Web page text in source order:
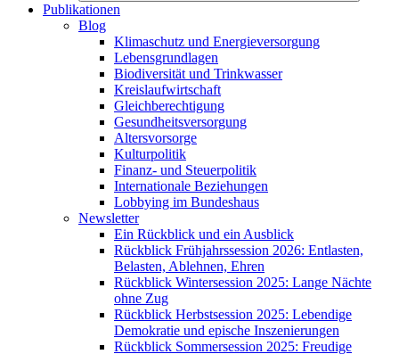
Publikationen
Blog
Klimaschutz und Energieversorgung
Lebensgrundlagen
Biodiversität und Trinkwasser
Kreislaufwirtschaft
Gleichberechtigung
Gesundheitsversorgung
Altersvorsorge
Kulturpolitik
Finanz- und Steuerpolitik
Internationale Beziehungen
Lobbying im Bundeshaus
Newsletter
Ein Rückblick und ein Ausblick
Rückblick Frühjahrssession 2026: Entlasten,
Belasten, Ablehnen, Ehren
Rückblick Wintersession 2025: Lange Nächte
ohne Zug
Rückblick Herbstsession 2025: Lebendige
Demokratie und epische Inszenierungen
Rückblick Sommersession 2025: Freudige